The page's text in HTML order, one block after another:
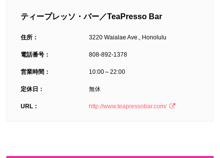
ティープレッソ・バー／TeaPresso Bar
住所： 3220 Waialae Ave., Honolulu
電話番号： 808-892-1378
営業時間： 10:00～22:00
定休日： 無休
URL： http://www.teapressobar.com/